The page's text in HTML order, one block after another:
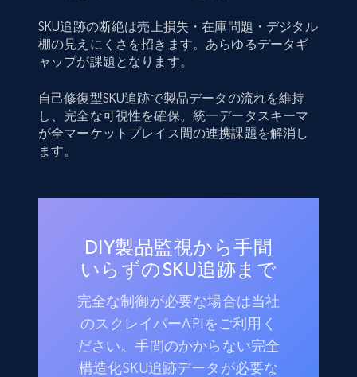
SKU追跡の断絶は売上損失・在庫問題・デジタル
棚の見えにくさを招きます。あらゆるデータギ
ャップが課題となります。
自己修復型SKU追跡で製品データの流れを維持
し、完全な可視性を確保。統一データスキーマ
が全マーケットプレイス間の連携課題を解消し
ます。
DIY製品監視から手間
いらずのSKU追跡まで
完全な制御が必要な場合は当社
のスクレイパーAPIをご利用く
ださい。手間のかからない完全
構造化SKU追跡データが必要な